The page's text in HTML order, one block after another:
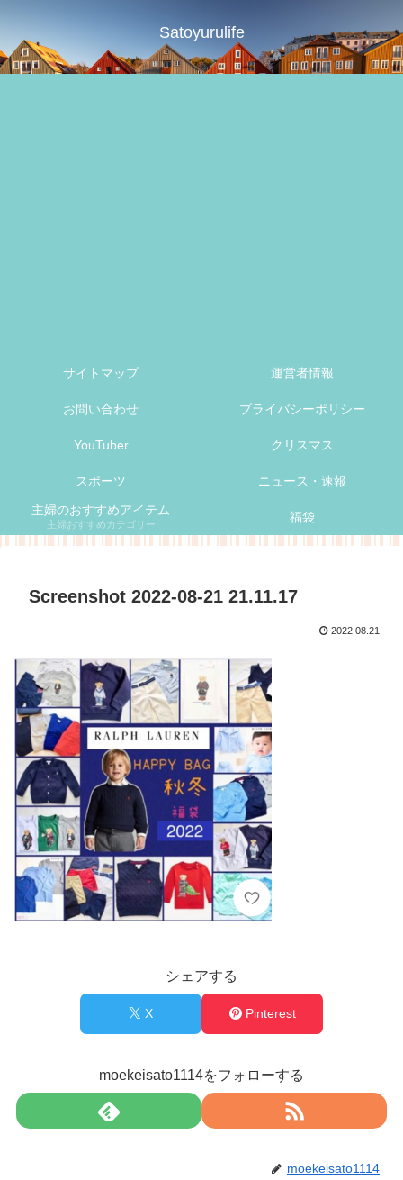
Satoyurulife
サイトマップ 運営者情報
お問い合わせ プライバシーポリシー
YouTuber クリスマス
スポーツ
ニュース・速報
主婦のおすすめアイテム
主婦おすすめカテゴリー 福袋
Screenshot 2022-08-21 21.11.17
2022.08.21
シェアする
X Pinterest
moekeisato1114をフォローする
moekeisato1114